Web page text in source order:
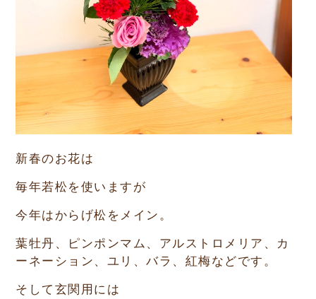
新春のお花は
毎年若松を使いますが
今年はからげ松をメイン。
葉牡丹、ピンポンマム、アルストロメリア、カ
ーネーション、ユリ、バラ、紅梅などです。
そして玄関用には